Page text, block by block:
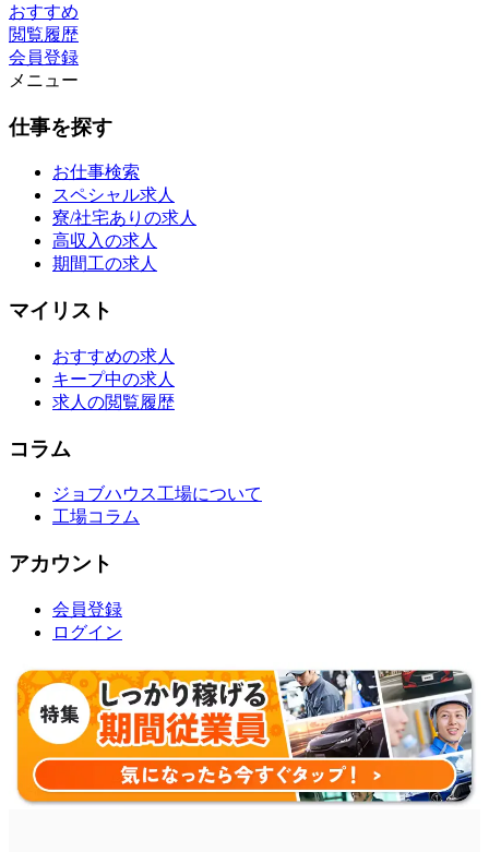
おすすめ
閲覧履歴
会員登録
メニュー
仕事を探す
お仕事検索
スペシャル求人
寮/社宅ありの求人
高収入の求人
期間工の求人
マイリスト
おすすめの求人
キープ中の求人
求人の閲覧履歴
コラム
ジョブハウス工場について
工場コラム
アカウント
会員登録
ログイン